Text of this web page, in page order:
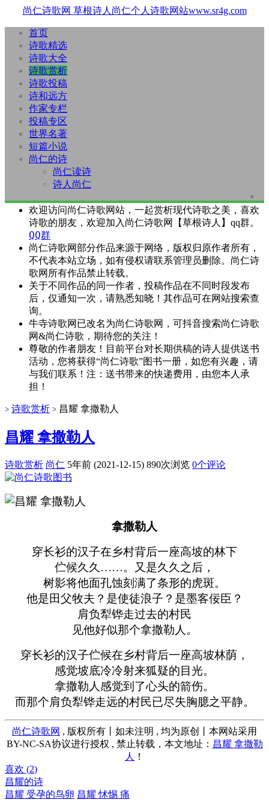
尚仁诗歌网 草根诗人尚仁个人诗歌网站www.sr4g.com
首页
诗歌精选
诗歌大全
诗歌赏析
诗歌投稿
诗和远方
作家专栏
投稿专区
世界名著
短篇小说
尚仁的诗
尚仁读诗
诗人尚仁
欢迎访问尚仁诗歌网站，一起赏析现代诗歌之美，喜欢
诗歌的朋友，欢迎加入尚仁诗歌网【草根诗人】qq群。
QQ群
尚仁诗歌网部分作品来源于网络，版权归原作者所有，
不代表本站立场，如有侵权请联系管理员删除。尚仁诗
歌网所有作品禁止转载。
关于不同作品的同一作者，投稿作品在不同时段发布
后，仅通知一次，请熟悉知晓！其作品可在网站搜索查
询。
牛寺诗歌网已改名为尚仁诗歌网，可抖音搜索尚仁诗歌
网&尚仁诗歌，期待您的关注！
尊敬的作者朋友！目前平台对长期供稿的诗人提供送书
活动，您将获得“尚仁诗歌”图书一册，如您有兴趣，请
与我们联系！注：送书带来的快递费用，由您本人承
担！
> 诗歌赏析 > 昌耀 拿撒勒人
昌耀 拿撒勒人
诗歌赏析 尚仁 5年前 (2021-12-15) 890次浏览 0个评论
拿撒勒人
穿长衫的汉子在乡村背后一座高坡的林下
伫候久久……。又是久久之后，
树影将他面孔蚀刻满了条形的虎斑。
他是田父牧夫？是使徒浪子？是墨客佞臣？
肩负犁铧走过去的村民
见他好似那个拿撒勒人。
穿长衫的汉子伫候在乡村背后一座高坡林荫，
感觉坡底冷冷射来狐疑的目光。
拿撒勒人感觉到了心头的箭伤。
而那个肩负犁铧走远的村民已尽失胸臆之平静。
尚仁诗歌网 , 版权所有丨如未注明 , 均为原创丨本网站采用
BY-NC-SA协议进行授权 , 禁止转载，本文地址： 昌耀 拿撒勒
人
！
喜欢 (2)
昌耀的诗
昌耀 受孕的鸟卵 昌耀 怵惕 痛